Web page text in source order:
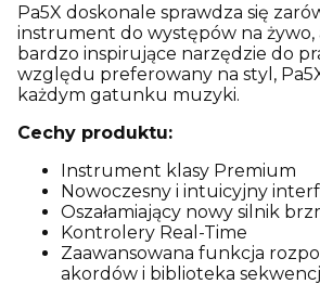
Pa5X doskonale sprawdza się
instrument do występów na żywo,
bardzo inspirujące narzędzie do
względu preferowany na styl,
każdym gatunku muzyki.
Cechy produktu:
Instrument klasy Premium
Nowoczesny i intuicyjny
Oszałamiający nowy silnik
Kontrolery Real-Time
Zaawansowana funkcja
akordów i biblioteka